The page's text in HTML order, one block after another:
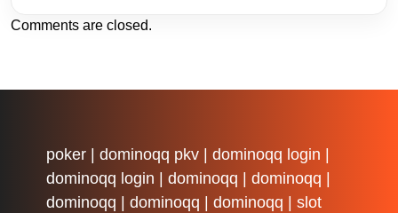
Comments are closed.
poker dominoqq pkv dominoqq login
dominoqq login
dominoqq dominoqq
dominoqq
dominoqq dominoqq
slot